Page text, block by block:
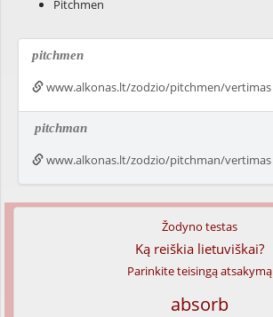
Pitchmen
pitchmen
www.alkonas.lt/zodzio/pitchmen/vertimas
pitchman
www.alkonas.lt/zodzio/pitchman/vertimas
Žodyno testas
Ką reiškia lietuviškai?
Parinkite teisingą atsakymą
absorb